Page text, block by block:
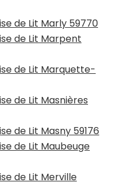
de Lit Marly 59770
de Lit Marpent
de Lit Marquette-
de Lit Masnières
de Lit Masny 59176
de Lit Maubeuge
de Lit Merville